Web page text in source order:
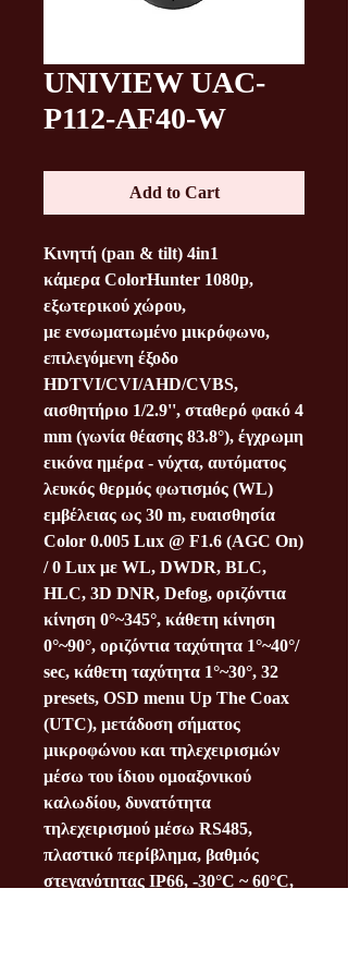
UNIVIEW UAC-
P112-AF40-W
Add to Cart
Kινητή (pan & tilt) 4in1
κάμερα ColorHunter 1080p,
εξωτερικού χώρου,
με ενσωματωμένο μικρόφωνο,
επιλεγόμενη έξοδο
HDTVI/CVI/AHD/CVBS,
αισθητήριο 1/2.9'', σταθερό φακό 4
mm (γωνία θέασης 83.8°), έγχρωμη
εικόνα ημέρα - νύχτα, αυτόματος
λευκός θερμός φωτισμός (WL)
εμβέλειας ως 30 m, ευαισθησία
Color 0.005 Lux @ F1.6 (AGC On)
/ 0 Lux με WL, DWDR, BLC,
HLC, 3D DNR, Defog, οριζόντια
κίνηση 0°~345°, κάθετη κίνηση
0°~90°, οριζόντια ταχύτητα 1°~40°/
sec, κάθετη ταχύτητα 1°~30°, 32
presets, OSD menu Up The Coax
(UTC), μετάδοση σήματος
μικροφώνου και τηλεχειρισμών
μέσω του ίδιου ομοαξονικού
καλωδίου, δυνατότητα
τηλεχειρισμού μέσω RS485,
πλαστικό περίβλημα, βαθμός
στεγανότητας IP66, -30°C ~ 60°C,